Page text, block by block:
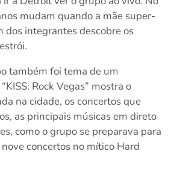
mudam quando a mãe super-
dos integrantes descobre os
também foi tema de um
Rock Vegas” mostra o
na cidade, os concertos que
as principais músicas em direto
como o grupo se preparava para
concertos no mítico Hard